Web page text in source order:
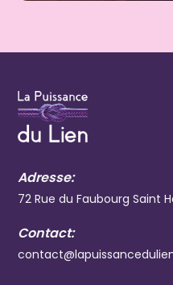
Adresse:
72 Rue du Faubourg Saint
Contact: